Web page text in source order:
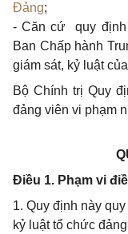
Đảng;
- Căn cứ quy
Ban Chấp hành
giám sát, kỷ luật
Bộ Chính trị Quy
đảng viên vi phạm
Điều 1. Phạm vi
1. Quy định này
kỷ luật tổ chức